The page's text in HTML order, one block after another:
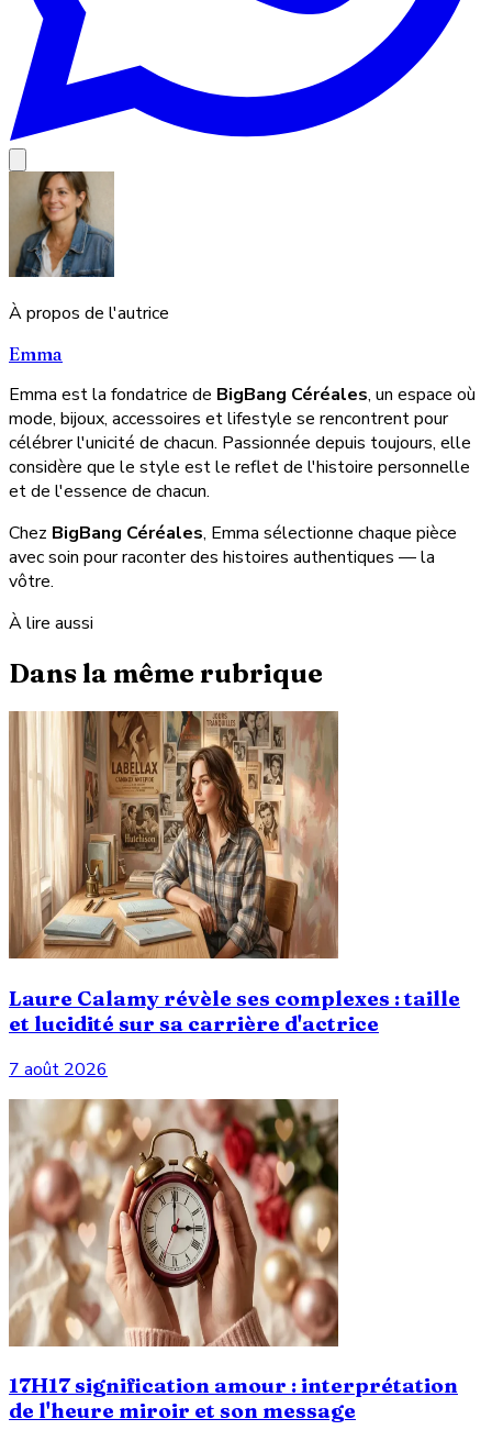
À propos de l'autrice
Emma
Emma est la fondatrice de BigBang Céréales, un espace où
mode, bijoux, accessoires et lifestyle se rencontrent pour
célébrer l'unicité de chacun. Passionnée depuis toujours, elle
considère que le style est le reflet de l'histoire personnelle
et de l'essence de chacun.
Chez BigBang Céréales, Emma sélectionne chaque pièce
avec soin pour raconter des histoires authentiques — la
vôtre.
À lire aussi
Dans la même rubrique
Laure Calamy révèle ses complexes : taille
et lucidité sur sa carrière d'actrice
7 août 2026
17H17 signification amour : interprétation
de l'heure miroir et son message